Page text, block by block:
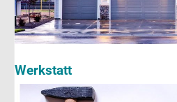
Werkstatt